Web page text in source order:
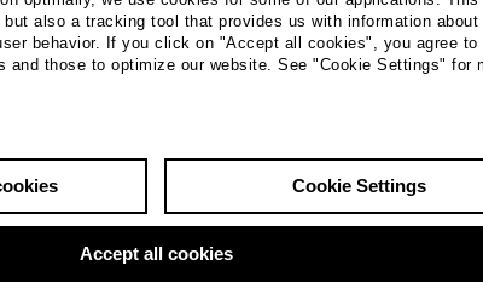
also a tracking tool that provides us with information about
behavior. If you click on "Accept all cookies", you agree to
and those to optimize our website. See "Cookie Settings" for
Cookie Settings
Accept all cookies